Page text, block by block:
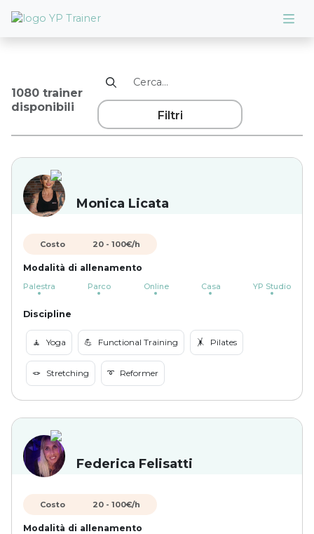
1080 trainer
disponibili
Filtri
Monica Licata
Costo 20- 100€/h
Modalità di allenamento
Palestra Parco Online Casa YP Studio
Discipline
🧘 Yoga 💪 Functional Training 🤸 Pilates
🪢 Stretching ➰ Reformer
Federica Felisatti
Costo 20- 100€/h
Modalità di allenamento